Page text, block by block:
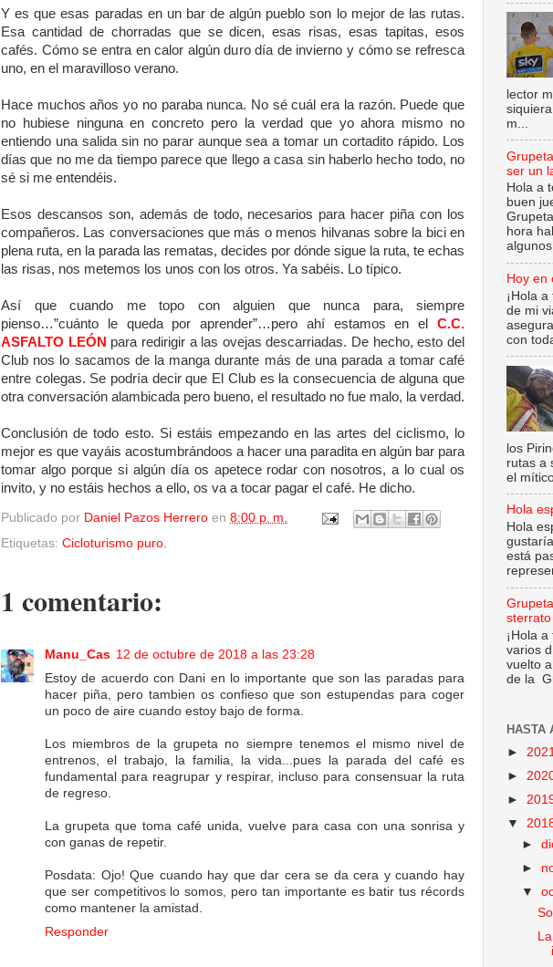
Y es que esas paradas en un bar de algún pueblo son lo mejor de las rutas.
Esa cantidad de chorradas que se dicen, esas risas, esas tapitas, esos
cafés. Cómo se entra en calor algún duro día de invierno y cómo se refresca
uno, en el maravilloso verano.
Hace muchos años yo no paraba nunca. No sé cuál era la razón. Puede que
no hubiese ninguna en concreto pero la verdad que yo ahora mismo no
entiendo una salida sin no parar aunque sea a tomar un cortadito rápido. Los
días que no me da tiempo parece que llego a casa sin haberlo hecho todo, no
sé si me entendéis.
Esos descansos son, además de todo, necesarios para hacer piña con los
compañeros. Las conversaciones que más o menos hilvanas sobre la bici en
plena ruta, en la parada las rematas, decides por dónde sigue la ruta, te echas
las risas, nos metemos los unos con los otros. Ya sabéis. Lo típico.
Así que cuando me topo con alguien que nunca para, siempre
pienso…”cuánto le queda por aprender”…pero ahí estamos en el C.C.
ASFALTO LEÓN para redirigir a las ovejas descarriadas. De hecho, esto del
Club nos lo sacamos de la manga durante más de una parada a tomar café
entre colegas. Se podría decir que El Club es la consecuencia de alguna que
otra conversación alambicada pero bueno, el resultado no fue malo, la verdad.
Conclusión de todo esto. Si estáis empezando en las artes del ciclismo, lo
mejor es que vayáis acostumbrándoos a hacer una paradita en algún bar para
tomar algo porque si algún día os apetece rodar con nosotros, a lo cual os
invito, y no estáis hechos a ello, os va a tocar pagar el café. He dicho.
Publicado por Daniel Pazos Herrero en 8:00 p. m.
Etiquetas: Cicloturismo puro.
1 comentario:
Manu_Cas 12 de octubre de 2018 a las 23:28
Estoy de acuerdo con Dani en lo importante que son las paradas para
hacer piña, pero tambien os confieso que son estupendas para coger
un poco de aire cuando estoy bajo de forma.
Los miembros de la grupeta no siempre tenemos el mismo nivel de
entrenos, el trabajo, la familia, la vida...pues la parada del café es
fundamental para reagrupar y respirar, incluso para consensuar la ruta
de regreso.
La grupeta que toma café unida, vuelve para casa con una sonrisa y
con ganas de repetir.
Posdata: Ojo! Que cuando hay que dar cera se da cera y cuando hay
que ser competitivos lo somos, pero tan importante es batir tus récords
como mantener la amistad.
Responder
lector
m...
ser un
Hola a
buen
hora
Hoy en
¡Hola
de mi
con
los
rutas a
el
Hola
Hola
está
sterrato
¡Hola
varios
vuelto
de la
HASTA
►
►
►
▼
►
►
▼